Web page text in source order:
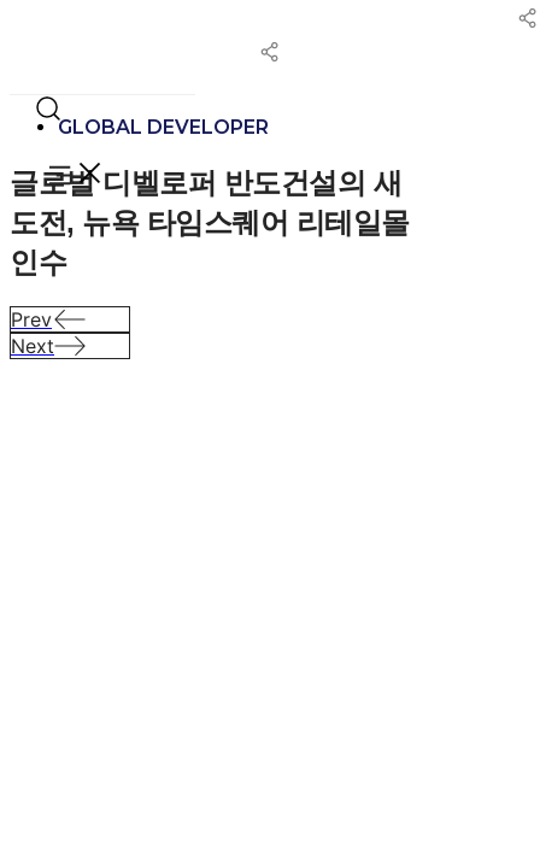
뛰
기
GLOBAL DEVELOPER
글로벌 디벨로퍼 반도건설의 새
도전, 뉴욕 타임스퀘어 리테일몰
인수
Prev
Next